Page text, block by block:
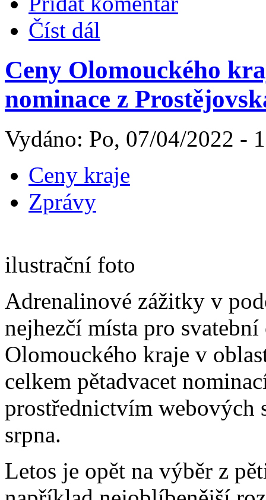
Číst dál
Ceny Olomouckého
nominace z
Vydáno: Po, 07/04/2022 -
Ceny kraje
Zprávy
ilustrační foto
Adrenalinové zážitky v
nejhezčí místa pro
Olomouckého kraje v
celkem pětadvacet
prostřednictvím webových
srpna.
Letos je opět na výběr z